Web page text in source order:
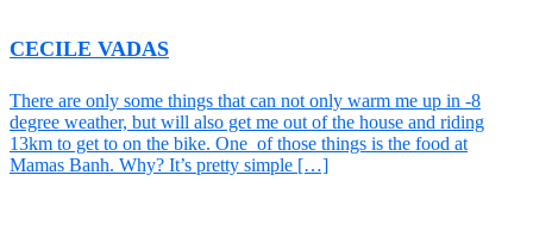
CECILE VADAS
There are only some things that can not only warm me up in -8
degree weather, but will also get me out of the house and riding
13km to get to on the bike. One of those things is the food at
Mamas Banh. Why? It’s pretty simple […]